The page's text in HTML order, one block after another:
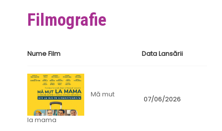
Filmografie
Nume Film Data Lansării
Mă mut
la mama
07/06/2026